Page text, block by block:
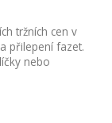
tržních cen v
přilepení fazet.
nebo